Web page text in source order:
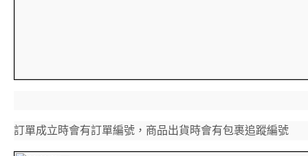
訂單成立時會有訂單編號，商品出貨時會有包裹追蹤編號